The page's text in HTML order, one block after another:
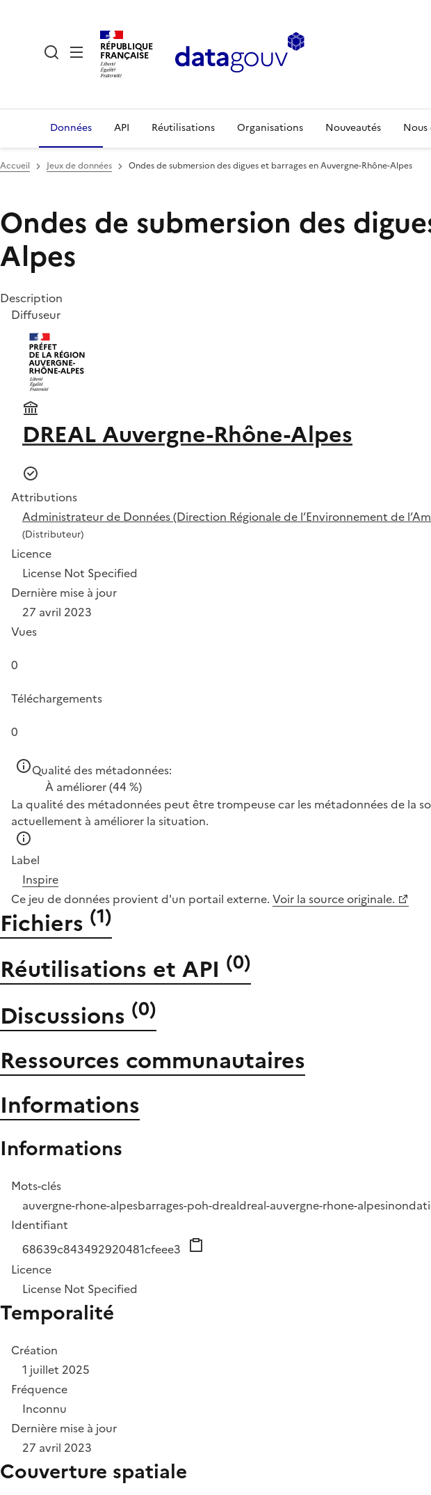
RÉPUBLIQUE
FRANÇAISE
Données API Réutilisations Organisations Nouveautés
Accueil Jeux de données Ondes de submersion des digues et barrages en Auvergne-Rhône-Alpes
Ondes de submersion des
Alpes
Description
Diffuseur
DREAL Auvergne-Rhône-Alpes
Attributions
Administrateur de Données (Direction Régionale de l’Environnement de
(Distributeur)
Licence
License Not Specified
Dernière mise à jour
27 avril 2023
Vues
0
Téléchargements
0
Qualité des métadonnées:
À améliorer(44 %)
La qualité des métadonnées peut être trompeuse car les métadonnées de la
actuellement à améliorer la situation.
Label
Inspire
Ce jeu de données provient d'un portail externe. Voir la source originale.
Fichiers (1)
Réutilisations et API (0)
Discussions (0)
Ressources communautaires
Informations
Informations
Mots-clés
auvergne-rhone-alpesbarrages-poh-drealdreal-auvergne-rhone-alpes
Identifiant
68639c843492920481cfeee3
Licence
License Not Specified
Temporalité
Création
1 juillet 2025
Fréquence
Inconnu
Dernière mise à jour
27 avril 2023
Couverture spatiale